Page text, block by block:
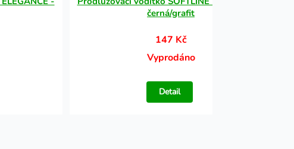
černá/grafit
147 Kč
Vyprodáno
Detail